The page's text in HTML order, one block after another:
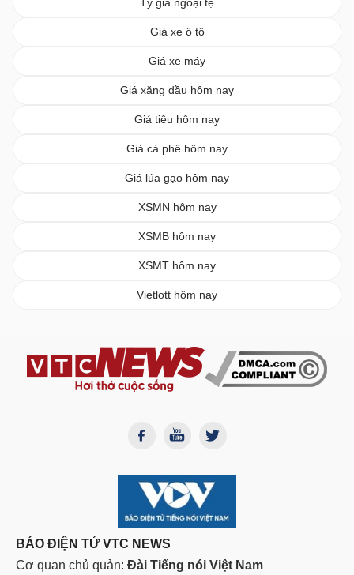
Giá xe ô tô
Giá xe máy
Giá xăng dầu hôm nay
Giá tiêu hôm nay
Giá cà phê hôm nay
Giá lúa gạo hôm nay
XSMN hôm nay
XSMB hôm nay
XSMT hôm nay
Vietlott hôm nay
BÁO ĐIỆN TỬ VTC NEWS
Cơ quan chủ quản: Đài Tiếng nói Việt Nam